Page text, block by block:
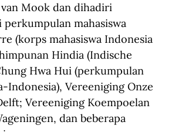
Mook dan dihadiri
mahasiswa
(korps mahasiswa Indonesia
Hindia (Indische
Hwa Hui (perkumpulan
Indonesia), Vereeniging Onze
Vereeniging Koempoelan
dan beberapa